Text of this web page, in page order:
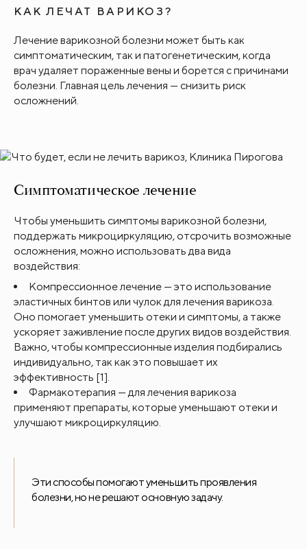
КАК ЛЕЧАТ ВАРИКОЗ?
Лечение варикозной болезни может быть как
симптоматическим, так и патогенетическим, когда
врач удаляет пораженные вены и борется с причинами
болезни. Главная цель лечения — снизить риск
осложнений.
Симптоматическое лечение
Чтобы уменьшить симптомы варикозной болезни,
поддержать микроциркуляцию, отсрочить возможные
осложнения, можно использовать два вида
воздействия:
Компрессионное лечение — это использование
эластичных бинтов или чулок для лечения варикоза.
Оно помогает уменьшить отеки и симптомы, а также
ускоряет заживление после других видов воздействия.
Важно, чтобы компрессионные изделия подбирались
индивидуально, так как это повышает их
эффективность [1].
Фармакотерапия — для лечения варикоза
применяют препараты, которые уменьшают отеки и
улучшают микроциркуляцию.
Эти способы помогают уменьшить проявления
болезни, но не решают основную задачу.